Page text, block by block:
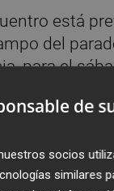
está
del
para el
de
socios
similares